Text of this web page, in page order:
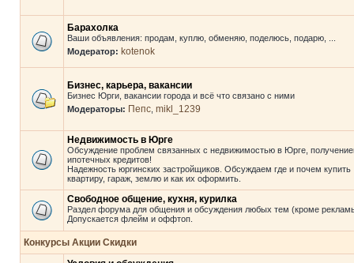
Барахолка
Ваши объявления: продам, куплю, обменяю, поделюсь, подарю, ...
Модератор: kotenok
Бизнес, карьера, вакансии
Бизнес Юрги, вакансии города и всё что связано с ними
Модераторы: Пепс mikl_1239
Недвижимость в Юрге
Обсуждение проблем связанных с недвижимостью в Юрге,
ипотечных кредитов!
Надежность юргинских застройщиков. Обсуждаем где и почем купить
квартиру, гараж, землю и как их оформить.
Свободное общение, кухня, курилка
Раздел форума для общения и обсуждения любых тем (кроме
Допускается флейм и оффтоп.
Конкурсы Акции Скидки